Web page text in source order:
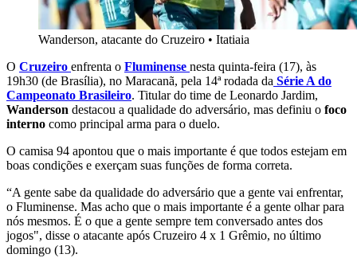
Wanderson, atacante do Cruzeiro • Itatiaia
O Cruzeiro enfrenta o Fluminense nesta quinta-feira (17), às
19h30 (de Brasília), no Maracanã, pela 14ª rodada da Série A do
Campeonato Brasileiro. Titular do time de Leonardo Jardim,
Wanderson destacou a qualidade do adversário, mas definiu o foco
interno como principal arma para o duelo.
O camisa 94 apontou que o mais importante é que todos estejam em
boas condições e exerçam suas funções de forma correta.
“A gente sabe da qualidade do adversário que a gente vai enfrentar,
o Fluminense. Mas acho que o mais importante é a gente olhar para
nós mesmos. É o que a gente sempre tem conversado antes dos
jogos", disse o atacante após Cruzeiro 4 x 1 Grêmio, no último
domingo (13).